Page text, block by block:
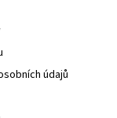
údajů